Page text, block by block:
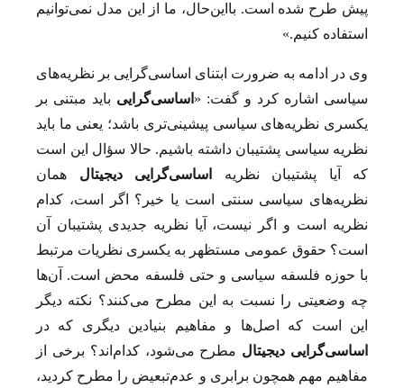
پیش طرح شده است. بااین‌حال، ما از این مدل نمی‌توانیم
استفاده کنیم.»
وی در ادامه به ضرورت ابتنای اساسی‌گرایی بر نظریه‌های
سیاسی اشاره کرد و گفت: « اساسی‌گرایی باید مبتنی بر
یکسری نظریه‌های سیاسی پیشینی‌تری باشد؛ یعنی ما باید
نظریه سیاسی پشتیبان داشته باشیم. حالا سؤال این است
که آیا پشتیبان نظریه
اساسی‌گرایی دیجیتال همان
نظریه‌های سیاسی سنتی است یا خیر؟ اگر است، کدام
نظریه است و اگر نیست، آیا نظریه جدیدی پشتیبان آن
است؟ حقوق عمومی مستظهر به یکسری نظریات مرتبط
با حوزه فلسفه سیاسی و حتی فلسفه محض است. آن‌ها
چه وضعیتی را نسبت به این مطرح می‌کنند؟ نکته دیگر
این است که اصل‌ها و مفاهیم بنیادین دیگری که در
اساسی‌گرایی دیجیتال مطرح می‌شود، کدام‌اند؟ برخی از
مفاهیم مهم همچون برابری و عدم‌‌‌‌‌‌تبعیض را مطرح کردید،